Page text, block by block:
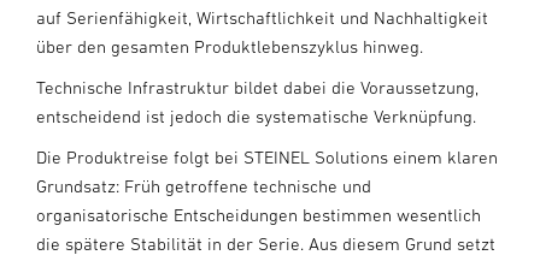
auf Serienfähigkeit, Wirtschaftlichkeit und Nachhaltigkeit
über den gesamten Produktlebenszyklus hinweg.
Technische Infrastruktur bildet dabei die Voraussetzung,
entscheidend ist jedoch die systematische Verknüpfung.
Die Produktreise folgt bei STEINEL Solutions einem klaren
Grundsatz: Früh getroffene technische und
organisatorische Entscheidungen bestimmen wesentlich
die spätere Stabilität in der Serie. Aus diesem Grund setzt